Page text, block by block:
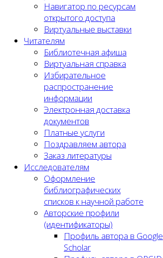
Навигатор по ресурсам
открытого доступа
Виртуальные выставки
Читателям
Библиотечная афиша
Виртуальная справка
Избирательное
распространение
информации
Электронная доставка
документов
Платные услуги
Поздравляем автора
Заказ литературы
Исследователям
Оформление
библиографических
списков к научной работе
Авторские профили
(идентификаторы)
Профиль автора в Google
Scholar